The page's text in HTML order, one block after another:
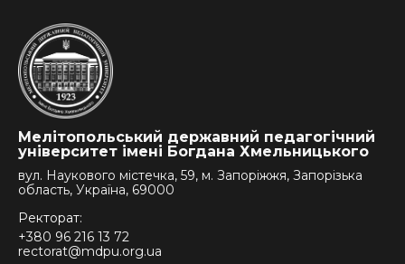
Мелітопольський державний педагогічний
університет імені Богдана Хмельницького
вул. Наукового містечка, 59, м. Запоріжжя, Запорізька
область, Україна, 69000
Ректорат:
+380 96 216 13 72
rectorat@mdpu.org.ua